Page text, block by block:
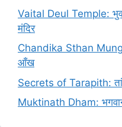
Vaital Deul Temple:
मंदिर
Chandika Sthan
आँख
Secrets of Tarapith:
Muktinath Dham: भगवान